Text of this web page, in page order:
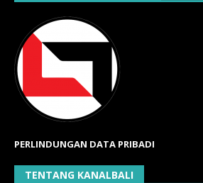
PERLINDUNGAN DATA PRIBADI
TENTANG KANALBALI